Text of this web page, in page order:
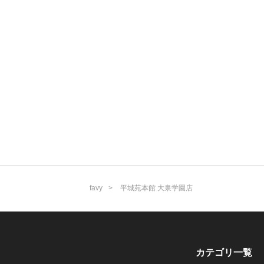
favy 平城苑本館 大泉学園店
カテゴリ一覧